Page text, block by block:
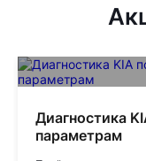
Диагностика
параметрам